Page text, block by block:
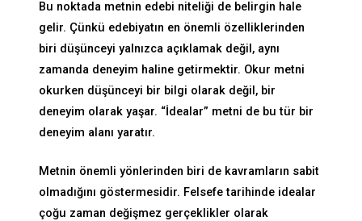
Bu noktada metnin edebi niteliği de belirgin hale
gelir. Çünkü edebiyatın en önemli özelliklerinden
biri düşünceyi yalnızca açıklamak değil, aynı
zamanda deneyim haline getirmektir. Okur metni
okurken düşünceyi bir bilgi olarak değil, bir
deneyim olarak yaşar. “İdealar” metni de bu tür bir
deneyim alanı yaratır.
Metnin önemli yönlerinden biri de kavramların sabit
olmadığını göstermesidir. Felsefe tarihinde idealar
çoğu zaman değişmez gerçeklikler olarak